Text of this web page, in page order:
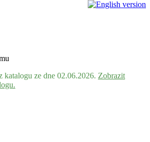
katalogu ze dne 02.06.2026. Zobrazit